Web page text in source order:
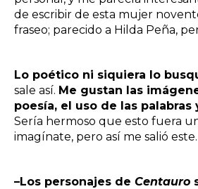
de escribir de esta mujer
fraseo; parecido a Hilda Peña,
Lo poético ni siquiera lo
sale así. Me gustan las
poesía, el uso de las
Sería hermoso que esto fuera
imagínate, pero así me salió este.
–Los personajes de Centauro